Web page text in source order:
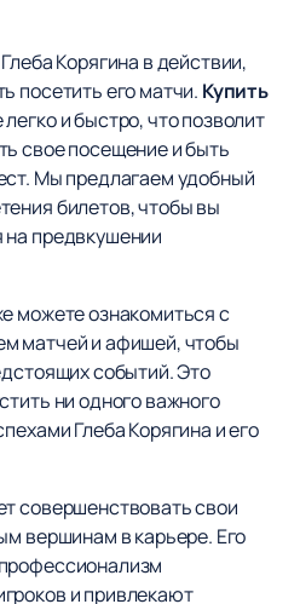
Корягина в действии,
посетить его матчи. Купить
и быстро, что позволит
свое посещение и быть
Мы предлагаем удобный
билетов, чтобы вы
на предвкушении
можете ознакомиться с
матчей и афишей, чтобы
событий. Это
ни одного важного
Глеба Корягина и его
совершенствовать свои
вершинам в карьере. Его
и привлекают